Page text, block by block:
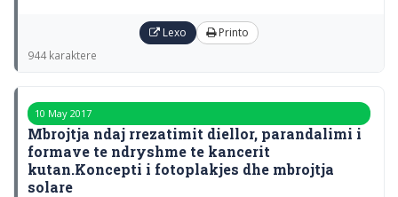
Lexo Printo
944 karaktere
10 May 2017
Mbrojtja ndaj rrezatimit diellor, parandalimi i
formave te ndryshme te kancerit
kutan.Koncepti i fotoplakjes dhe mbrojtja
solare